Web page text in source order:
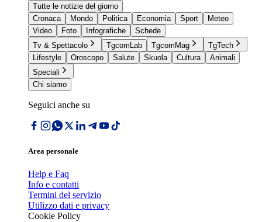
Tutte le notizie del giorno
Cronaca
Mondo Politica Economia Sport
Meteo
Video
Foto Infografiche
Schede
Tv & Spettacolo
TgcomLab TgcomMag
TgTech
Lifestyle
Oroscopo Salute Skuola Cultura
Animali
Speciali
Chi siamo
Seguici anche su
Area personale
Help e Faq
Info e contatti
Termini del servizio
Utilizzo dati e privacy
Cookie Policy